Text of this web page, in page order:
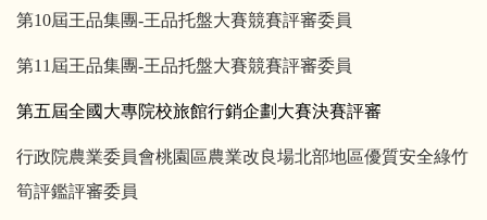
第10屆王品集團-王品托盤大賽競賽評審委員
第11 屆王品集團-王品托盤大賽競賽評審委員
第五屆全國大專院校旅館行銷企劃大賽決賽評審
行政院農業委員會桃園區農業改良場北部地區優質安全綠竹
筍評鑑評審委員